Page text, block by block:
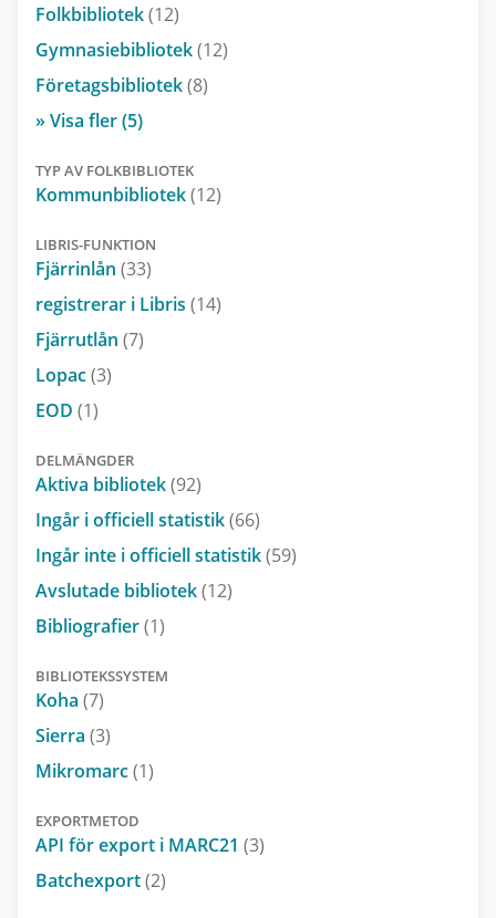
Folkbibliotek(12)
Gymnasiebibliotek(12)
Företagsbibliotek(8)
» Visa fler (5)
TYP AV FOLKBIBLIOTEK
Kommunbibliotek(12)
LIBRIS-FUNKTION
Fjärrinlån (33)
registrerar i Libris (14)
Fjärrutlån (7)
Lopac(3)
EOD (1)
DELMÄNGDER
Aktiva bibliotek(92)
Ingår i officiell statistik(66)
Ingår inte i officiell statistik(59)
Avslutade bibliotek(12)
Bibliografier(1)
BIBLIOTEKSSYSTEM
Koha (7)
Sierra (3)
Mikromarc(1)
EXPORTMETOD
API för export i MARC21 (3)
Batchexport(2)